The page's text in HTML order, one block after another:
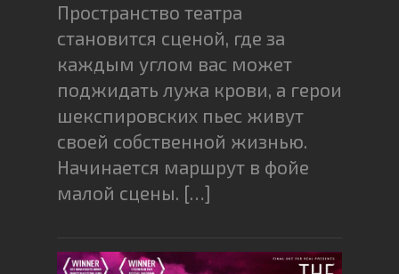
Пространство театра
становится сценой, где за
каждым углом вас может
поджидать лужа крови, а герои
шекспировских пьес живут
своей собственной жизнью.
Начинается маршрут в фойе
малой сцены. […]